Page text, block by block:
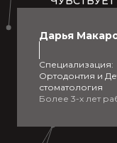
Дарья
Специализация:
Ортодонтия и
стоматология
Более 3-х лет